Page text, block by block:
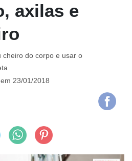
axilas e
cheiro do corpo e usar o
23/01/2018